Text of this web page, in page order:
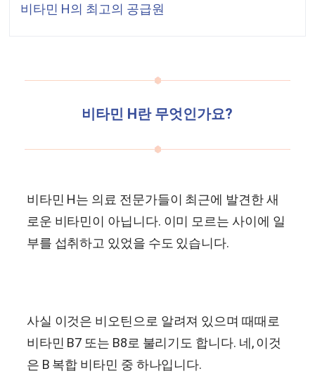
비타민 H의 최고의 공급원
비타민 H란 무엇인가요?
비타민 H는 의료 전문가들이 최근에 발견한 새
로운 비타민이 아닙니다. 이미 모르는 사이에 일
부를 섭취하고 있었을 수도 있습니다.
사실 이것은 비오틴으로 알려져 있으며 때때로
비타민 B7 또는 B8로 불리기도 합니다. 네, 이것
은 B 복합 비타민 중 하나입니다.